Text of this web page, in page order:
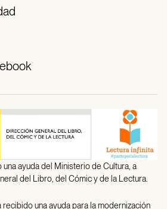
ayuda del Ministerio de Cultura, a
del Libro, del Cómic y de la Lectura.
recibido una ayuda para la modernización